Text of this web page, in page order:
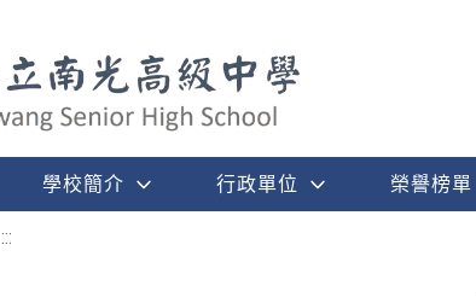
學校簡介 行政單位 榮譽榜單
:::